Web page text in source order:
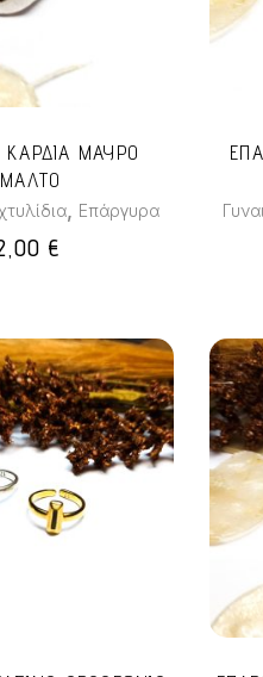
ΚΑΡΔΙΑ ΜΑΥΡΟ
, Επάργυρα
€
Αυτό
το
προϊόν